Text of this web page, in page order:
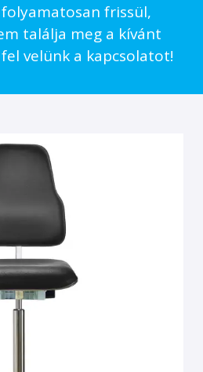
frissül,
találja meg a kívánt
velünk a kapcsolatot!